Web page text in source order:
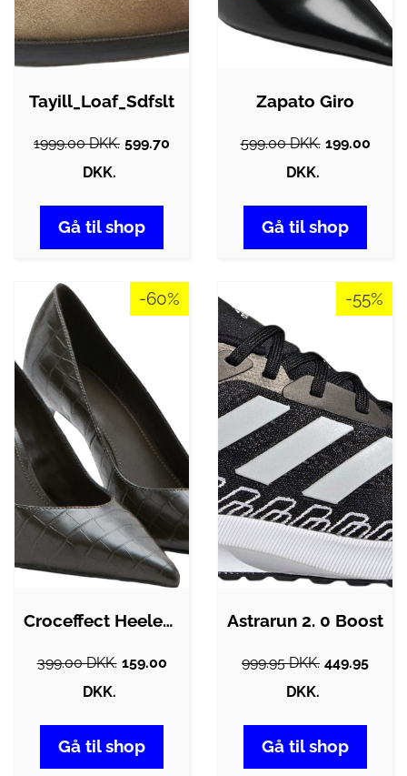
Tayill_Loaf_Sdfslt
1999.00 DKK. 599.70
DKK.
Gå til shop
Zapato Giro
599.00 DKK. 199.00
DKK.
Gå til shop
-60%
Croceffect Heeled Shoes
399.00 DKK. 159.00
DKK.
Gå til shop
-55%
Astrarun 2. 0 Boost
999.95 DKK. 449.95
DKK.
Gå til shop